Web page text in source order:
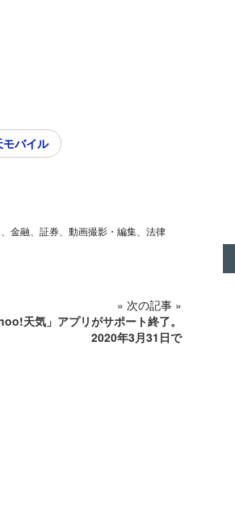
モバイル
金融、証券、動画撮影・編集、法律
» 次の記事 »
天気」アプリがサポート終了。
2020年3月31日で